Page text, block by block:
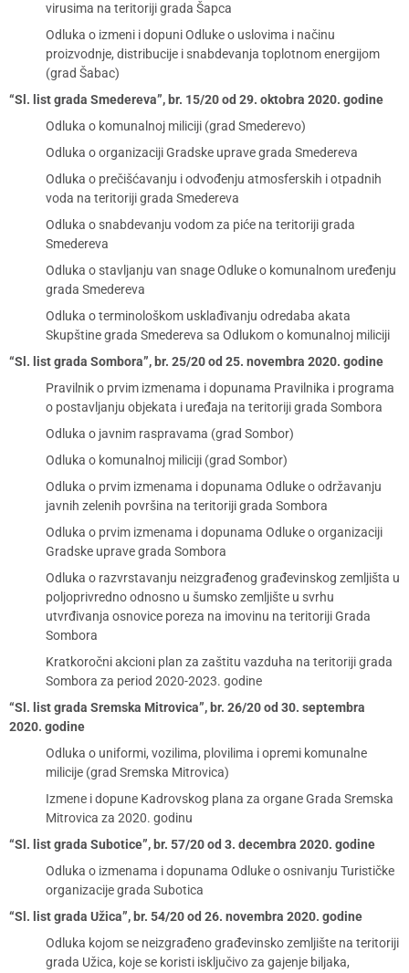
virusima na teritoriji grada Šapca
Odluka o izmeni i dopuni Odluke o uslovima i načinu
proizvodnje, distribucije i snabdevanja toplotnom energijom
(grad Šabac)
“Sl. list grada Smedereva”, br. 15/20 od 29. oktobra 2020. godine
Odluka o komunalnoj miliciji (grad Smederevo)
Odluka o organizaciji Gradske uprave grada Smedereva
Odluka o prečišćavanju i odvođenju atmosferskih i otpadnih
voda na teritoriji grada Smedereva
Odluka o snabdevanju vodom za piće na teritoriji grada
Smedereva
Odluka o stavljanju van snage Odluke o komunalnom uređenju
grada Smedereva
Odluka o terminološkom usklađivanju odredaba akata
Skupštine grada Smedereva sa Odlukom o komunalnoj miliciji
“Sl. list grada Sombora”, br. 25/20 od 25. novembra 2020. godine
Pravilnik o prvim izmenama i dopunama Pravilnika i programa
o postavljanju objekata i uređaja na teritoriji grada Sombora
Odluka o javnim raspravama (grad Sombor)
Odluka o komunalnoj miliciji (grad Sombor)
Odluka o prvim izmenama i dopunama Odluke o održavanju
javnih zelenih površina na teritoriji grada Sombora
Odluka o prvim izmenama i dopunama Odluke o organizaciji
Gradske uprave grada Sombora
Odluka o razvrstavanju neizgrađenog građevinskog zemljišta u
poljoprivredno odnosno u šumsko zemljište u svrhu
utvrđivanja osnovice poreza na imovinu na teritoriji Grada
Sombora
Kratkoročni akcioni plan za zaštitu vazduha na teritoriji grada
Sombora za period 2020-2023. godine
“Sl. list grada Sremska Mitrovica”, br. 26/20 od 30. septembra
2020. godine
Odluka o uniformi, vozilima, plovilima i opremi komunalne
milicije (grad Sremska Mitrovica)
Izmene i dopune Kadrovskog plana za organe Grada Sremska
Mitrovica za 2020. godinu
“Sl. list grada Subotice”, br. 57/20 od 3. decembra 2020. godine
Odluka o izmenama i dopunama Odluke o osnivanju Turističke
organizacije grada Subotica
“Sl. list grada Užica”, br. 54/20 od 26. novembra 2020. godine
Odluka kojom se neizgrađeno građevinsko zemljište na teritoriji
grada Užica, koje se koristi isključivo za gajenje biljaka,